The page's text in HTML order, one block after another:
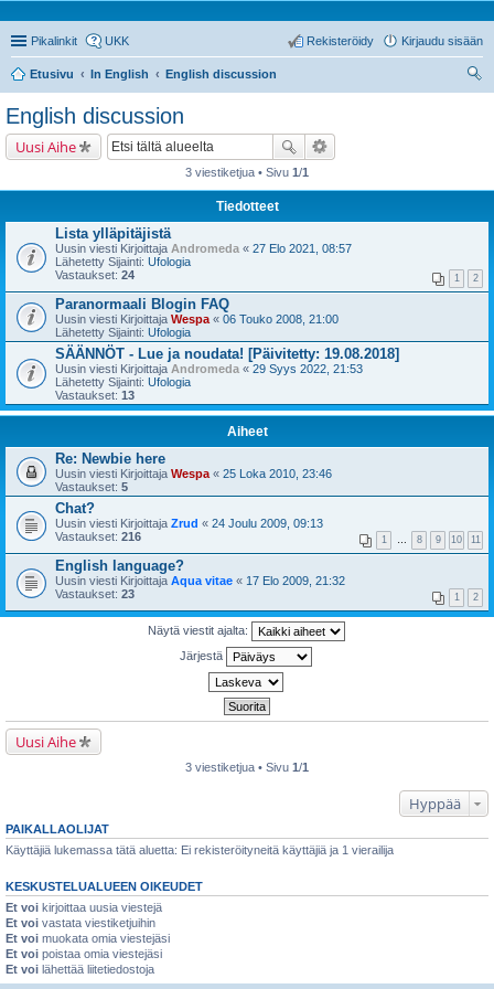
Pikalinkit UKK Kirjaudu sisään
Rekisteröidy
Etusivu In English
English discussion
English discussion
Uusi Aihe
3 viestiketjua • Sivu 1/1
Tiedotteet
Lista ylläpitäjistä
Uusin viesti Kirjoittaja Andromeda « 27 Elo 2021, 08:57
Lähetetty Sijainti: Ufologia
Vastaukset: 24 1 2
Paranormaali Blogin FAQ
Uusin viesti Kirjoittaja Wespa « 06 Touko 2008, 21:00
Lähetetty Sijainti: Ufologia
SÄÄNNÖT - Lue ja noudata! [Päivitetty: 19.08.2018]
Uusin viesti Kirjoittaja Andromeda « 29 Syys 2022, 21:53
Lähetetty Sijainti: Ufologia
Vastaukset: 13
Aiheet
Re: Newbie here
Uusin viesti Kirjoittaja Wespa « 25 Loka 2010, 23:46
Vastaukset: 5
Chat?
Uusin viesti Kirjoittaja Zrud « 24 Joulu 2009, 09:13
Vastaukset: 216 1 … 8 9 10 11
English language?
Uusin viesti Kirjoittaja Aqua vitae « 17 Elo 2009, 21:32
Vastaukset: 23 1 2
Näytä viestit ajalta:
Järjestä
Uusi Aihe
3 viestiketjua • Sivu 1/1
Hyppää
PAIKALLAOLIJAT
Käyttäjiä lukemassa tätä aluetta: Ei rekisteröityneitä käyttäjiä ja 1 vierailija
KESKUSTELUALUEEN OIKEUDET
Et voi kirjoittaa uusia viestejä
Et voi vastata viestiketjuihin
Et voi muokata omia viestejäsi
Et voi poistaa omia viestejäsi
Et voi lähettää liitetiedostoja